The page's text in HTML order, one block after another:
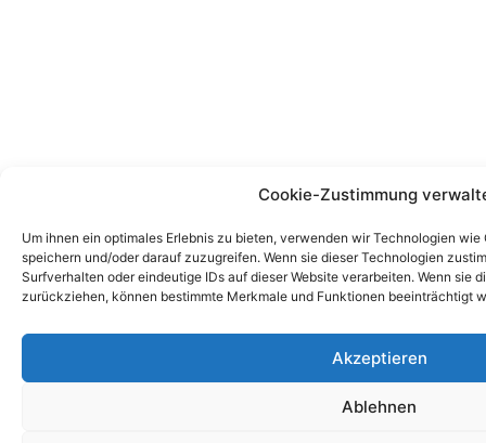
Cookie-Zustimmung
Um ihnen ein optimales Erlebnis zu bieten, verwenden wir Technologien
speichern und/oder darauf zuzugreifen. Wenn sie dieser Technologien
Surfverhalten oder eindeutige IDs auf dieser Website verarbeiten. Wenn sie
zurückziehen, können bestimmte Merkmale und Funktionen beeinträchtigt
Akzeptieren
Ablehnen